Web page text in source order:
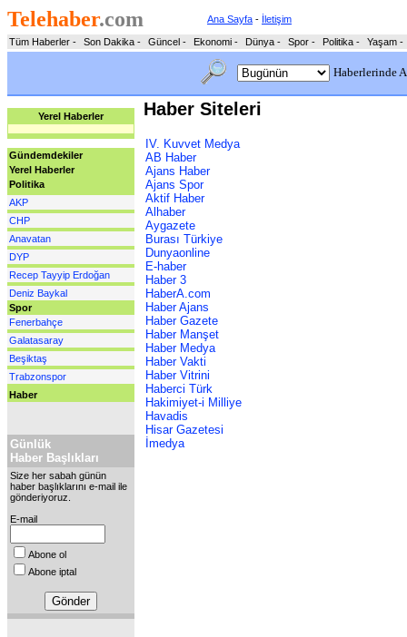
Telehaber.com Ana Sayfa - İletişim
Tüm Haberler - Son Dakika - Güncel - Ekonomi - Dünya - Spor - Politika - Yaşam -
Haberlerinde
Yerel Haberler
Gündemdekiler
Yerel Haberler
Politika
AKP
CHP
Anavatan
DYP
Recep Tayyip Erdoğan
Deniz Baykal
Spor
Fenerbahçe
Galatasaray
Beşiktaş
Trabzonspor
Haber
Günlük
Haber Başlıkları
Size her sabah günün
haber başlıklarını e-mail ile
gönderiyoruz.
E-mail
Abone ol
Abone iptal
Haber Siteleri
IV. Kuvvet Medya
AB Haber
Ajans Haber
Ajans Spor
Aktif Haber
Alhaber
Aygazete
Burası Türkiye
Dunyaonline
E-haber
Haber 3
HaberA.com
Haber Ajans
Haber Gazete
Haber Manşet
Haber Medya
Haber Vakti
Haber Vitrini
Haberci Türk
Hakimiyet-i Milliye
Havadis
Hisar Gazetesi
İmedya